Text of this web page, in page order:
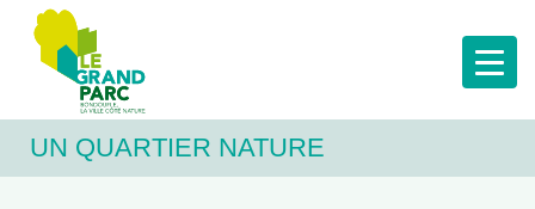
UN QUARTIER NATURE